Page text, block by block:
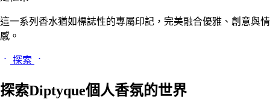
這一系列香水猶如標誌性的專屬印記，完美融合優雅、創意與情
感。
探索
探索Diptyque個人香氛的世界